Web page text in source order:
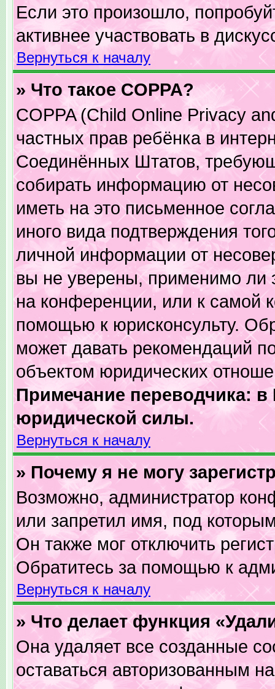
Если это произошло,
активнее участвовать в
Вернуться к началу
» Что такое COPPA?
COPPA (Child Online Privacy
частных прав ребёнка в
Соединённых Штатов,
собирать информацию от
иметь на это письменное
иного вида подтверждения
личной информации от
вы не уверены, применимо ли
на конференции, или к самой
помощью к юрисконсульту.
может давать рекомендаций
объектом юридических
Примечание переводчика:
юридической силы.
Вернуться к началу
» Почему я не могу
Возможно, администратор
или запретил имя, под
Он также мог отключить
Обратитесь за помощью к
Вернуться к началу
» Что делает функция
Она удаляет все созданные
оставаться авторизованным